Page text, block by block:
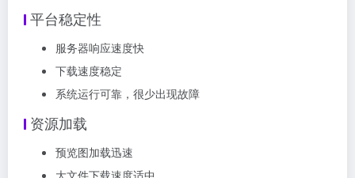
平台稳定性
服务器响应速度快
下载速度稳定
系统运行可靠，很少出现故障
资源加载
预览图加载迅速
大文件下载速度适中